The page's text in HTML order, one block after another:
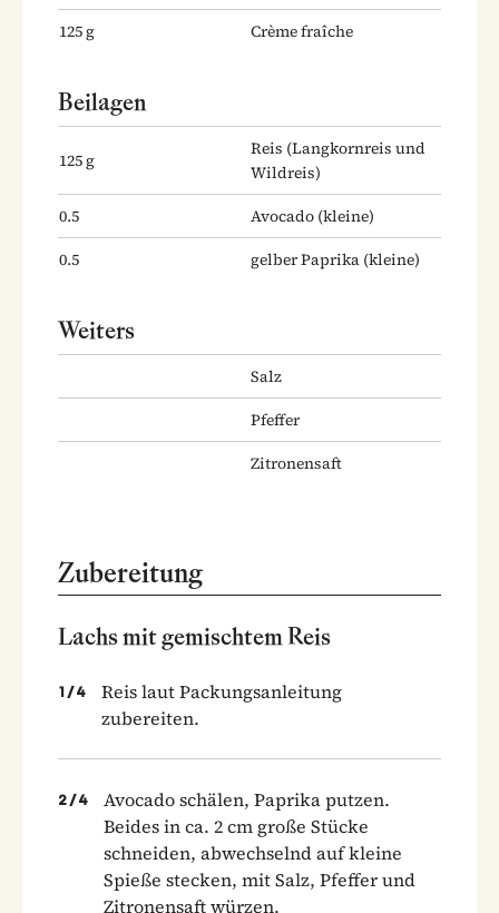
125g Crème fraîche
Beilagen
125g
Reis (Langkornreis und
Wildreis)
0.5
Avocado (kleine)
0.5
gelber Paprika (kleine)
Weiters
Salz
Pfeffer
Zitronensaft
Zubereitung
Lachs mit gemischtem Reis
1 /4
Reis laut Packungsanleitung
zubereiten.
2 /4
Avocado schälen, Paprika putzen.
Beides in ca. 2 cm große Stücke
schneiden, abwechselnd auf kleine
Spieße stecken, mit Salz, Pfeffer und
Zitronensaft würzen.